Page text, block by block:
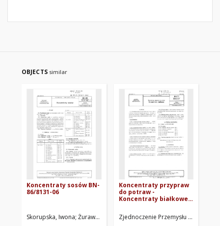
OBJECTS similar
Koncentraty sosów BN-
86/8131-06
Skorupska, Iwona Żurawska, Maria Pawlak, Halina Centralne
Koncentraty przypraw
do potraw -
Koncentraty białkowe
Zjednoczenie Przemysłu